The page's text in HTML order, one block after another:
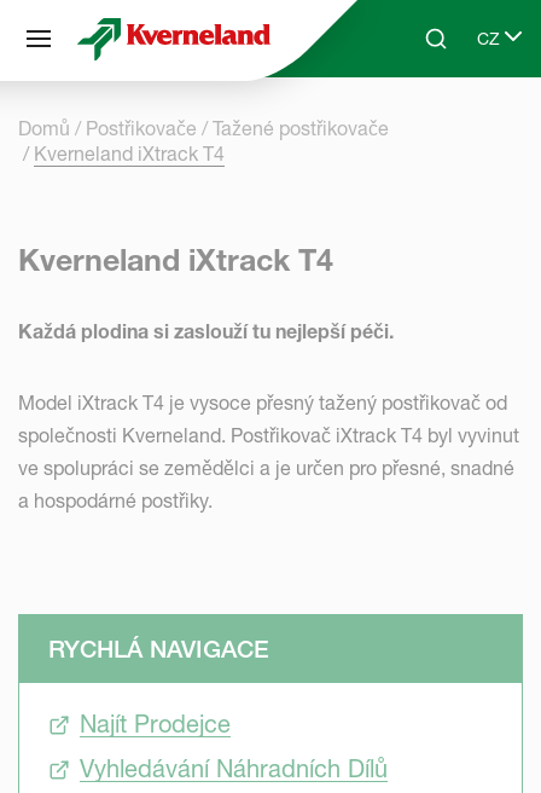
Skip to main contentSearchCZ
Select
Domů Postřikovače
Tažené postřikovače
Kverneland iXtrack T4
Kverneland iXtrack T4
Každá plodina si zaslouží tu nejlepší péči.
Model iXtrack T4 je vysoce přesný tažený postřikovač od
společnosti Kverneland. Postřikovač iXtrack T4 byl vyvinut
ve spolupráci se zemědělci a je určen pro přesné, snadné
a hospodárné postřiky.
RYCHLÁ NAVIGACE
Najít Prodejce
Vyhledávání Náhradních Dílů
Panel pro správu cookies